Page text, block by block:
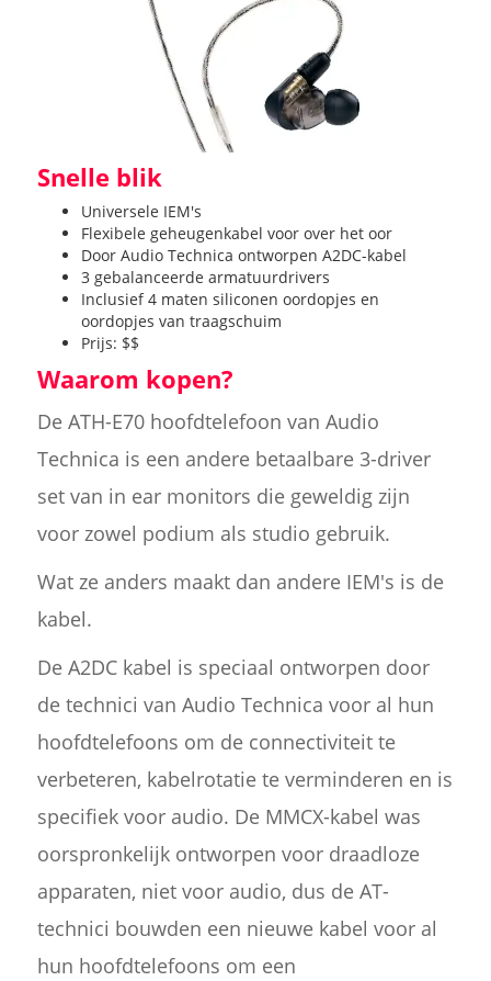
Snelle blik
Universele IEM's
Flexibele geheugenkabel voor over het oor
Door Audio Technica ontworpen A2DC-kabel
3 gebalanceerde armatuurdrivers
Inclusief 4 maten siliconen oordopjes en
oordopjes van traagschuim
Prijs: $$
Waarom kopen?
De ATH-E70 hoofdtelefoon van Audio
Technica is een andere betaalbare 3-driver
set van in ear monitors die geweldig zijn
voor zowel podium als studio gebruik.
Wat ze anders maakt dan andere IEM's is de
kabel.
De A2DC kabel is speciaal ontworpen door
de technici van Audio Technica voor al hun
hoofdtelefoons om de connectiviteit te
verbeteren, kabelrotatie te verminderen en is
specifiek voor audio. De MMCX-kabel was
oorspronkelijk ontworpen voor draadloze
apparaten, niet voor audio, dus de AT-
technici bouwden een nieuwe kabel voor al
hun hoofdtelefoons om een